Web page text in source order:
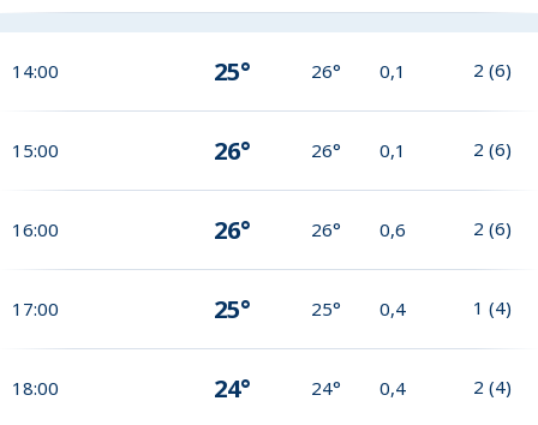
14:00 25° 26° 0,1 2 (6)
15:00 26° 26° 0,1 2 (6)
16:00 26° 26° 0,6 2 (6)
17:00 25° 25° 0,4 1 (4)
18:00 24° 24° 0,4 2 (4)